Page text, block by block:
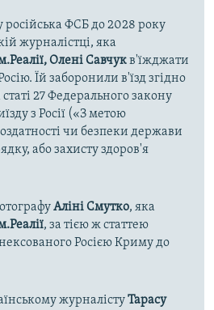
російська ФСБ до 2028 року
журналістці, яка
Олені Савчукв'їжджати
Їй заборонили в'їзд згідно
27 Федерального закону
з Росії («З метою
чи безпеки держави
або захисту здоров'я
Аліні Смутко, яка
, за тією ж статтею
Росією Криму до
журналістуТарасу